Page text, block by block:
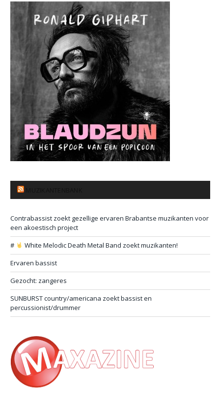
Contrabassist zoekt gezellige ervaren Brabantse muzikanten voor
een akoestisch project
#
White Melodic Death Metal Band zoekt muzikanten!
Ervaren bassist
Gezocht: zangeres
SUNBURST country/americana zoekt bassist en
percussionist/drummer